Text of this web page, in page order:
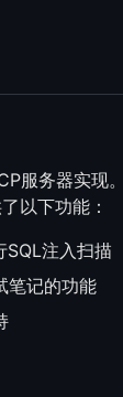
服务器实现
以下功能：
SQL注入扫描
笔记的功能